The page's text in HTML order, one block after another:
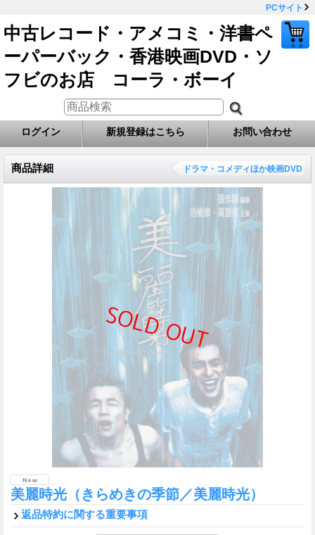
PCサイト
中古レコード・アメコミ・洋書ペ
ーパーバック・香港映画DVD・ソ
フビのお店 コーラ・ボーイ
ログイン 新規登録はこちら お問い合わせ
商品詳細 ドラマ・コメディほか映画DVD
美麗時光（きらめきの季節／美麗時光）
返品特約に関する重要事項